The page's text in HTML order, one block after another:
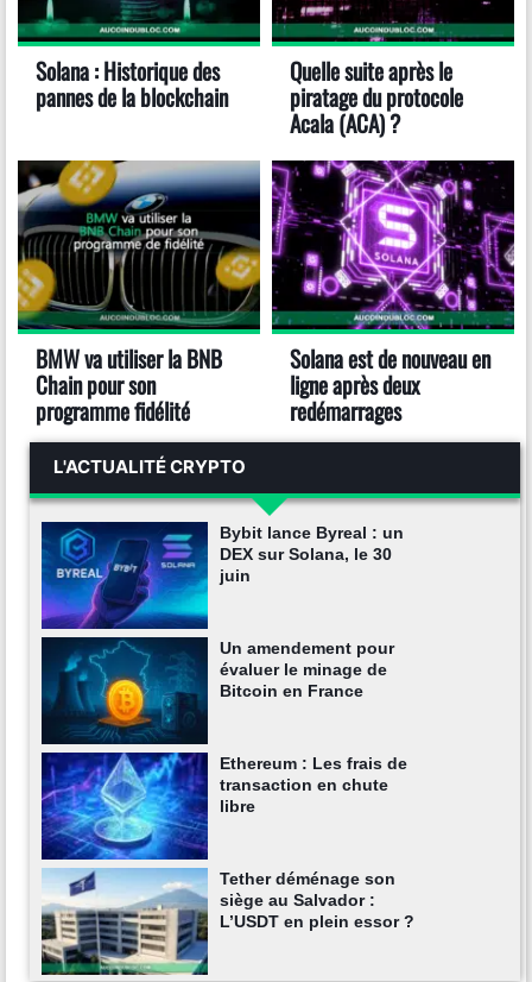
Solana : Historique des
pannes de la blockchain
Quelle suite après le
piratage du protocole
Acala (ACA) ?
BMW va utiliser la BNB
Chain pour son
programme fidélité
Solana est de nouveau en
ligne après deux
redémarrages
L'ACTUALITÉ CRYPTO
Bybit lance Byreal : un
DEX sur Solana, le 30
juin
Un amendement pour
évaluer le minage de
Bitcoin en France
Ethereum : Les frais de
transaction en chute
libre
Tether déménage son
siège au Salvador :
L’USDT en plein essor ?